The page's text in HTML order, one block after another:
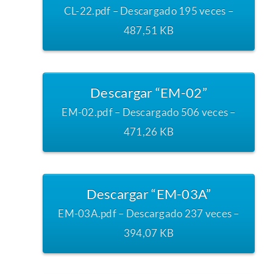
CL-22.pdf – Descargado 195 veces –
487,51 KB
Descargar “EM-02”
EM-02.pdf – Descargado 506 veces –
471,26 KB
Descargar “EM-03A”
EM-03A.pdf – Descargado 237 veces –
394,07 KB